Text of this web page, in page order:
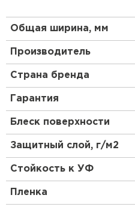
на поверхности
При монтаже
8 м необходимо
кляммеры.
Двойной фальц
надежностью и
В отличие от
двойного фальца
зацепление краев
их загибание на 90
Общая ширина, мм
Производитель
Страна бренда
Гарантия
Блеск поверхности
Защитный слой, г/м2
Стойкость к УФ
Пленка
ПЕРЕЙТИ